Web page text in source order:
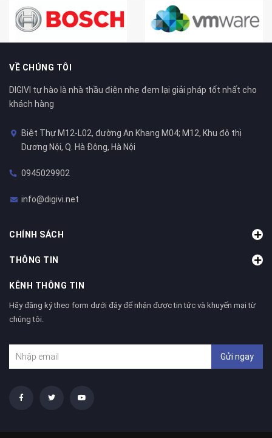
VỀ CHÚNG TÔI
DIGIVI tự hào là nhà thầu điện nhẹ đem lại giải pháp tốt nhất cho
khách hàng
Biệt Thự M12-L02, đường An Khang M04; M12, Khu đô thị
Dương Nội, Q. Hà Đông, Hà Nội
0945029902
info@digivi.net
CHÍNH SÁCH
THÔNG TIN
KÊNH THÔNG TIN
Hãy đăng ký theo form dưới đây để nhận được tin tức và khuyến mại từ
chúng tôi.
Gửi ngay